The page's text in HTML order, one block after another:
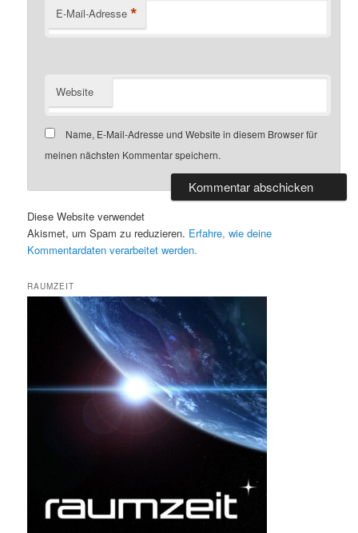
E-Mail-Adresse *
Website
Name, E-Mail-Adresse und Website in diesem Browser für
meinen nächsten Kommentar speichern.
Diese Website verwendet
Akismet, um Spam zu reduzieren. Erfahre, wie deine
Kommentardaten verarbeitet werden.
RAUMZEIT